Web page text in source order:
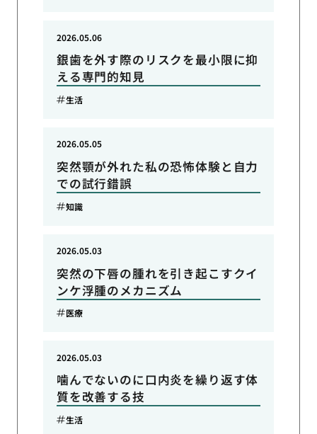
銀歯を外す際のリスクを最小限に抑
える専門的知見
2026.05.06
生活
突然顎が外れた私の恐怖体験と自力
での試行錯誤
2026.05.05
知識
突然の下唇の腫れを引き起こすクイ
ンケ浮腫のメカニズム
2026.05.03
医療
噛んでないのに口内炎を繰り返す体
質を改善する技
2026.05.03
生活